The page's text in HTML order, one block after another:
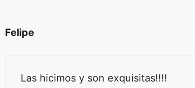
Felipe
Las hicimos y son exquisitas!!!!